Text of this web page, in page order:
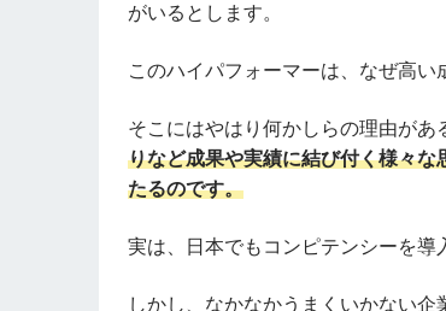
がいるとします。
このハイパフォーマーは、なぜ高い
そこにはやはり何かしらの理由があ
りなど成果や実績に結び付く様々
たるのです。
実は、日本でもコンピテンシーを導
しかし、なかなかうまくいかない